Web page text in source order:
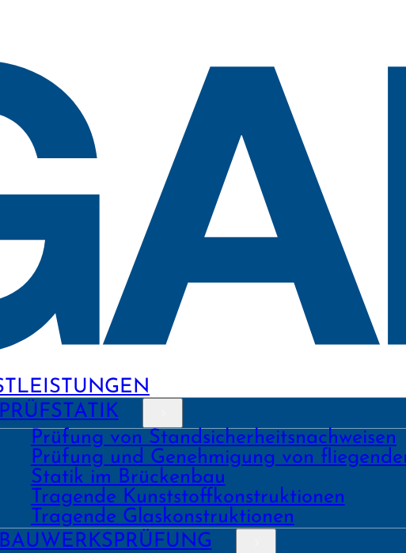
Prüfung von Stand­sicher­heits­nach­weisen
Prüfung und Geneh­migung von
Statik im Brückenbau
Tragende Kunst­stoff­konstruk­tionen
Tragende Glas­konstruk­tionen